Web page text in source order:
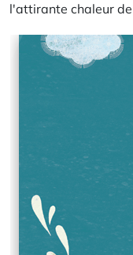
l'attirante chaleur